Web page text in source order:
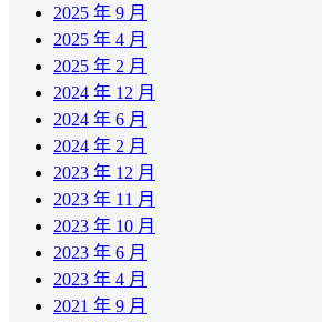
2025 年 9 月
2025 年 4 月
2025 年 2 月
2024 年 12 月
2024 年 6 月
2024 年 2 月
2023 年 12 月
2023 年 11 月
2023 年 10 月
2023 年 6 月
2023 年 4 月
2021 年 9 月